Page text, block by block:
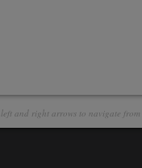
and right arrows to navigate